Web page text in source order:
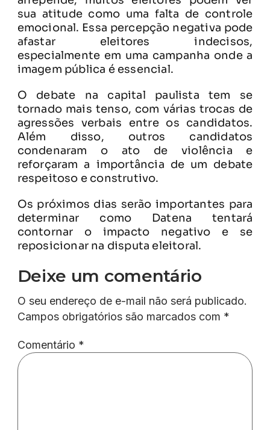
sua atitude como uma falta de controle
emocional. Essa percepção negativa pode
afastar eleitores indecisos,
especialmente em uma campanha onde a
imagem pública é essencial.
O debate na capital paulista tem se
tornado mais tenso, com várias trocas de
agressões verbais entre os candidatos.
Além disso, outros candidatos
condenaram o ato de violência e
reforçaram a importância de um debate
respeitoso e construtivo.
Os próximos dias serão importantes para
determinar como Datena tentará
contornar o impacto negativo e se
reposicionar na disputa eleitoral.
Deixe um comentário
O seu endereço de e-mail não será publicado.
Campos obrigatórios são marcados com *
Comentário *